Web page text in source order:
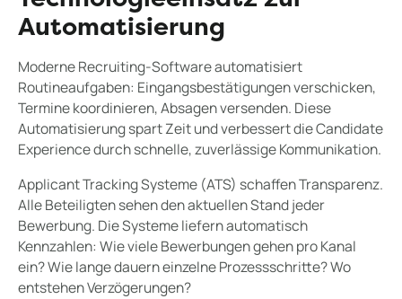
Automatisierung
Moderne Recruiting-Software automatisiert
Routineaufgaben: Eingangsbestätigungen verschicken,
Termine koordinieren, Absagen versenden. Diese
Automatisierung spart Zeit und verbessert die Candidate
Experience durch schnelle, zuverlässige Kommunikation.
Applicant Tracking Systeme (ATS) schaffen Transparenz.
Alle Beteiligten sehen den aktuellen Stand jeder
Bewerbung. Die Systeme liefern automatisch
Kennzahlen: Wie viele Bewerbungen gehen pro Kanal
ein? Wie lange dauern einzelne Prozessschritte? Wo
entstehen Verzögerungen?